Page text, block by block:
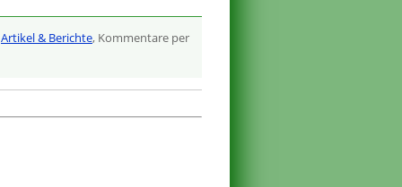
Artikel & Berichte, Kommentare per